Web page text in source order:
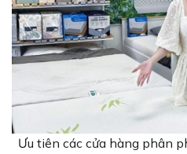
Ưu tiên các cửa hàng phân